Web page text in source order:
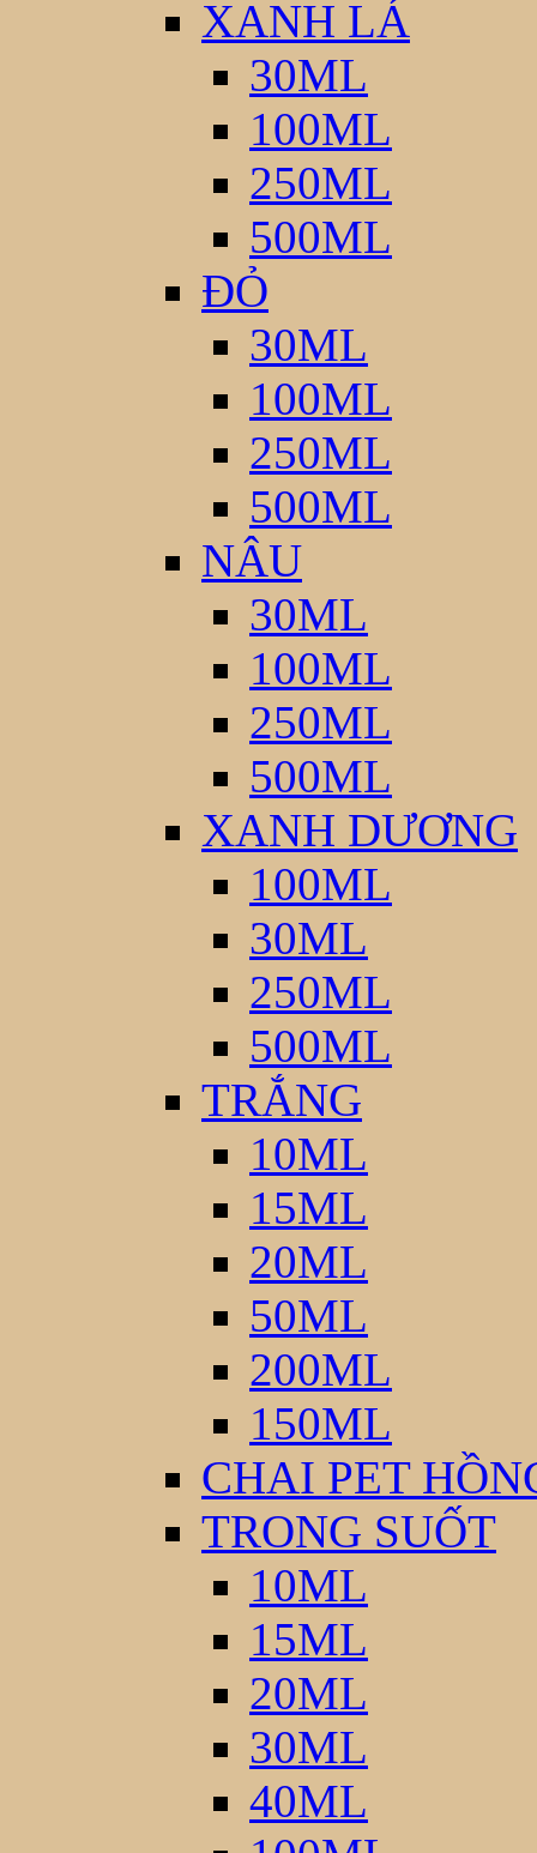
XANH LÁ
30ML
100ML
250ML
500ML
ĐỎ
30ML
100ML
250ML
500ML
NÂU
30ML
100ML
250ML
500ML
XANH DƯƠNG
100ML
30ML
250ML
500ML
TRẮNG
10ML
15ML
20ML
50ML
200ML
150ML
CHAI PET
TRONG SUỐT
10ML
15ML
20ML
30ML
40ML